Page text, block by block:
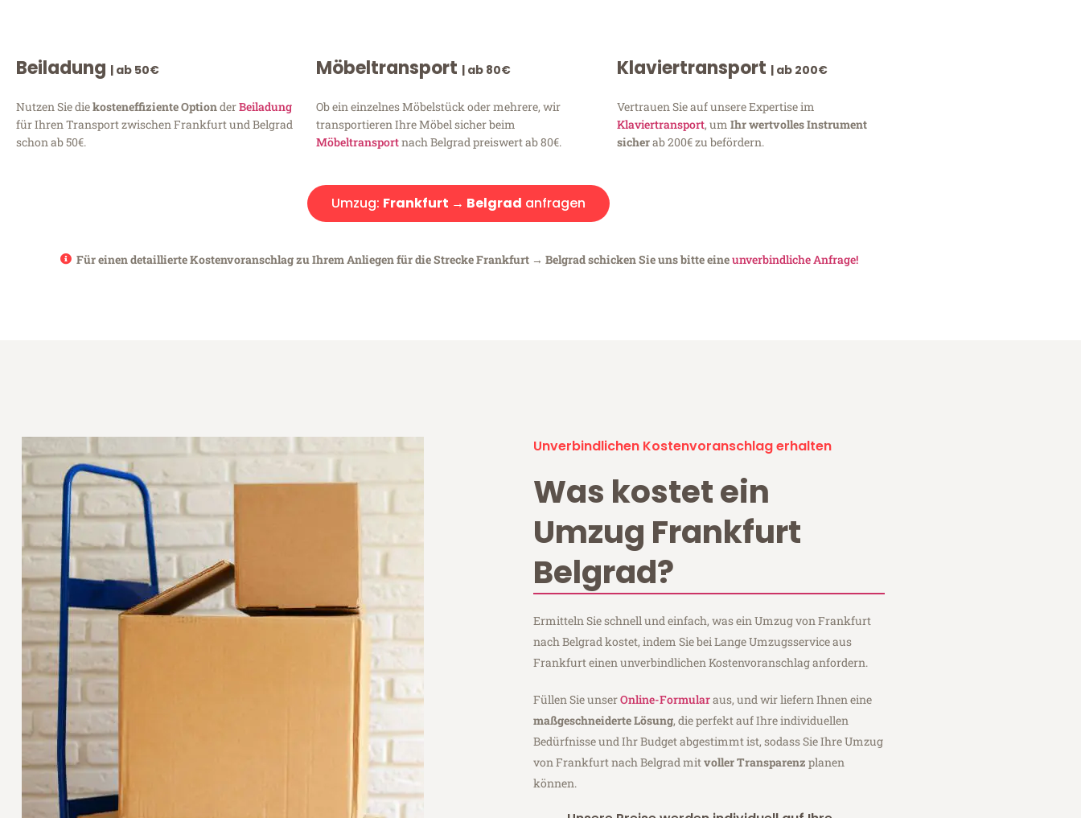
Beiladung | ab 50€
Nutzen Sie diekosteneffiziente OptionderBeiladung
für Ihren Transport zwischen Frankfurt und Belgrad
schon ab 50€.
Möbeltransport | ab 80€
Ob ein einzelnes Möbelstück oder mehrere, wir
transportieren Ihre Möbel sicher beim
Möbeltransportnach Belgrad preiswert ab 80€.
Klaviertransport | ab 200€
Vertrauen Sie auf unsere Expertise im
Klaviertransport, um Ihr wertvolles Instrument
sicherab 200€ zu befördern.
Umzug: Frankfurt → Belgrad anfragen
Für einen detaillierte Kostenvoranschlag zu Ihrem Anliegen für die Strecke Frankfurt → Belgrad schicken Sie uns bitte eineunverbindliche Anfrage!
Unverbindlichen Kostenvoranschlag erhalten
Was kostet ein
Umzug Frankfurt
Belgrad?
Ermitteln Sie schnell und einfach, was ein Umzug von Frankfurt
nach Belgrad kostet, indem Sie bei Lange Umzugsservice aus
Frankfurt einen unverbindlichen Kostenvoranschlag anfordern.
Füllen Sie unserOnline-Formularaus, und wir liefern Ihnen eine
maßgeschneiderte Lösung, die perfekt auf Ihre individuellen
Bedürfnisse und Ihr Budget abgestimmt ist, sodass Sie Ihre Umzug
von Frankfurt nach Belgrad mitvoller Transparenz planen
können.